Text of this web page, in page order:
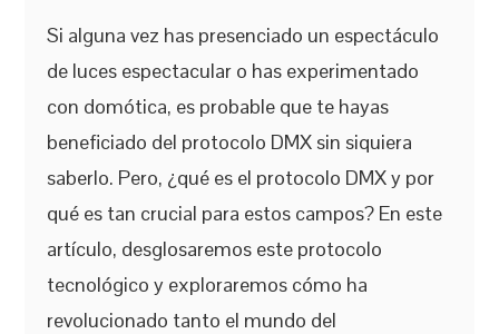
Si alguna vez has presenciado un espectáculo
de luces espectacular o has experimentado
con domótica, es probable que te hayas
beneficiado del protocolo DMX sin siquiera
saberlo. Pero, ¿qué es el protocolo DMX y por
qué es tan crucial para estos campos? En este
artículo, desglosaremos este protocolo
tecnológico y exploraremos cómo ha
revolucionado tanto el mundo del